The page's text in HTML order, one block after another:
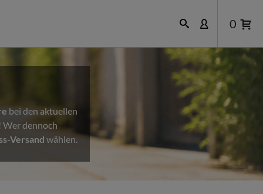
0
bei den aktuellen
Wer dennoch
Versand wählen.